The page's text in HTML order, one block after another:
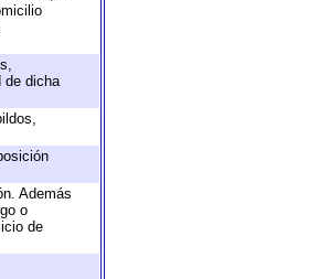
de dicha
Además
o
de